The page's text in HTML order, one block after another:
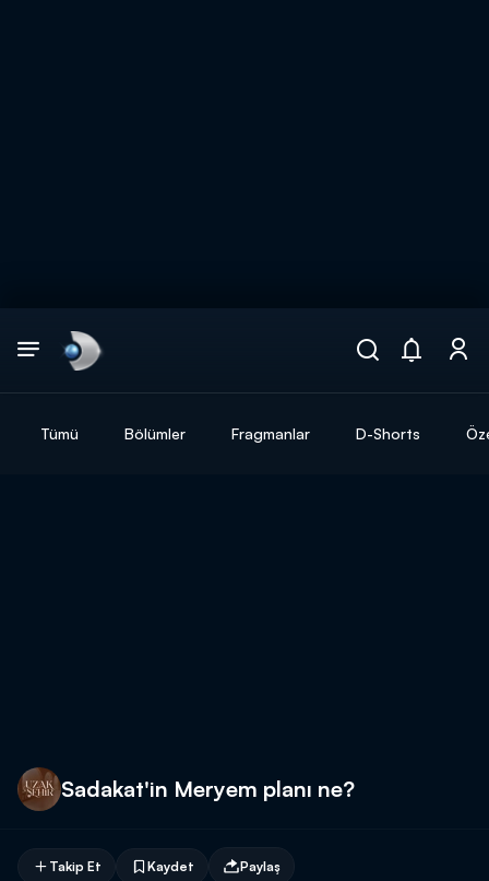
Tümü Bölümler Fragmanlar D-Shorts
Sadakat'in Meryem planı ne?
Takip Et Kaydet Paylaş